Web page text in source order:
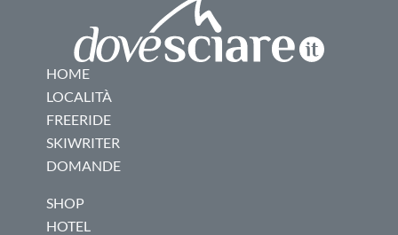
HOME
LOCALITÀ
FREERIDE
SKIWRITER
DOMANDE
SHOP
HOTEL